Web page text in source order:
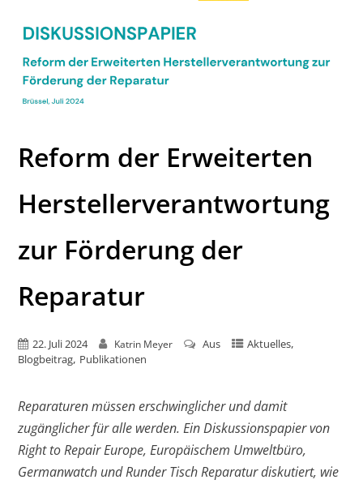
Reform der Erweiterten
Herstellerverantwortung
zur Förderung der
Reparatur
22. Juli 2024 Katrin Meyer Aus Aktuelles,
Blogbeitrag, Publikationen
Reparaturen müssen erschwinglicher und damit
zugänglicher für alle werden. Ein Diskussionspapier von
Right to Repair Europe, Europäischem Umweltbüro,
Germanwatch und Runder Tisch Reparatur diskutiert, wie